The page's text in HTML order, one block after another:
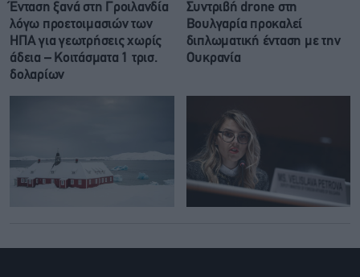
Ένταση ξανά στη Γροιλανδία
λόγω προετοιμασιών των
ΗΠΑ για γεωτρήσεις χωρίς
άδεια – Κοιτάσματα 1 τρισ.
δολαρίων
Συντριβή drone στη
Βουλγαρία προκαλεί
διπλωματική ένταση με την
Ουκρανία